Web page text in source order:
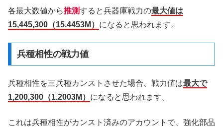
各最大数値から推測すると兵器庫戦力の最大値は
15,445,300（15.4453M） になると思われます。
兵種相性の戦力値
兵種相性を三兵種カンストさせた場合、戦力値は最大で
1,200,300（1.2003M） になると思われます。
これは兵種相性がカンスト済みのアカウントで、強化部品